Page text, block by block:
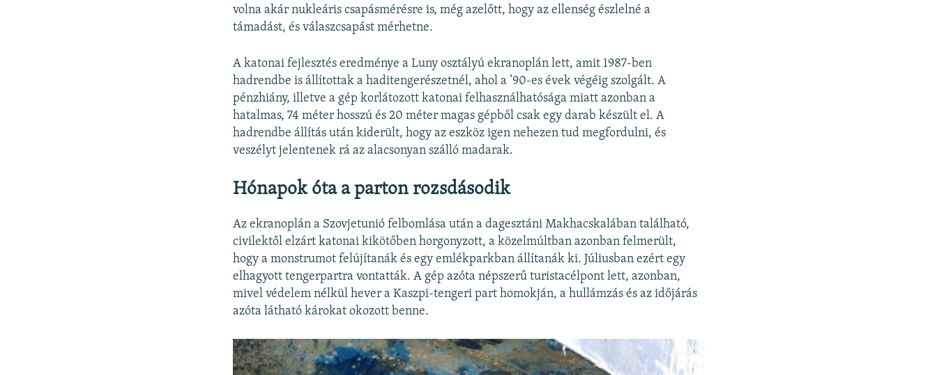
volna akár nukleáris csapásmérésre is, még azelőtt, hogy az ellenség észlelné a
támadást, és válaszcsapást mérhetne.
A katonai fejlesztés eredménye a Luny osztályú ekranoplán lett, amit 1987-ben
hadrendbe is állítottak a haditengerészetnél, ahol a ’90-es évek végéig szolgált. A
pénzhiány, illetve a gép korlátozott katonai felhasználhatósága miatt azonban a
hatalmas, 74 méter hosszú és 20 méter magas gépből csak egy darab készült el. A
hadrendbe állítás után kiderült, hogy az eszköz igen nehezen tud megfordulni, és
veszélyt jelentenek rá az alacsonyan szálló madarak.
Hónapok óta a parton rozsdásodik
Az ekranoplán a Szovjetunió felbomlása után a dagesztáni Makhacskalában található,
civilektől elzárt katonai kikötőben horgonyzott, a közelmúltban azonban felmerült,
hogy a monstrumot felújítanák és egy emlékparkban állítanák ki. Júliusban ezért egy
elhagyott tengerpartra vontatták. A gép azóta népszerű turistacélpont lett, azonban,
mivel védelem nélkül hever a Kaszpi-tengeri part homokján, a hullámzás és az időjárás
azóta látható károkat okozott benne.